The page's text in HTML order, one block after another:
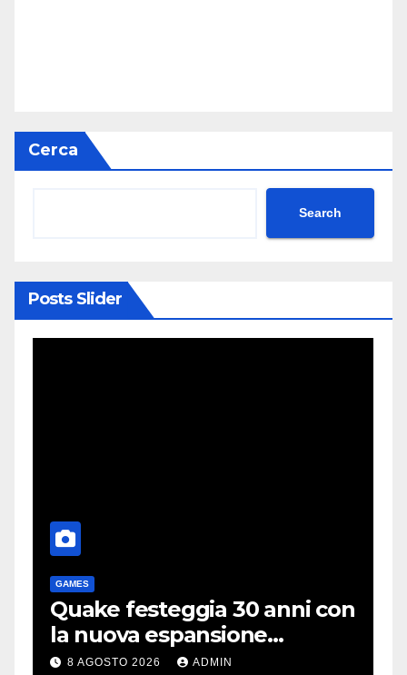
Cerca
Search
Posts Slider
GAMES
Quake festeggia 30 anni con
la nuova espansione
gratuita Dawn of The
8 AGOSTO 2026 ADMIN